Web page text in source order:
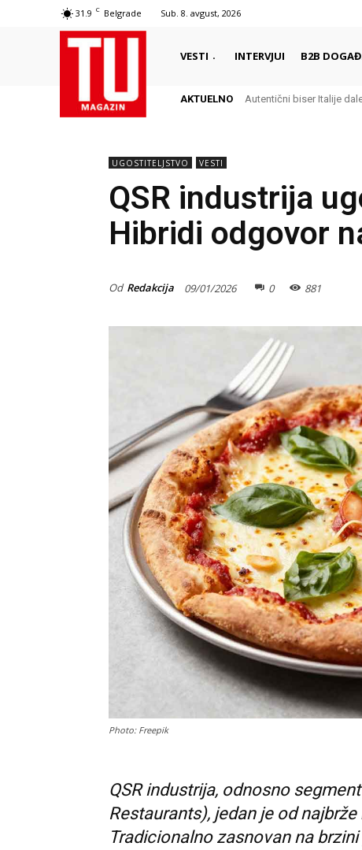
31.9 C Belgrade Sub. 8. avgust, 2026
VESTI INTERVJUI B2B
AKTUELNO Delikates sa kojim
Autentični biser Italije
UGOSTITELJSTVO VESTI
QSR industrija
Hibridi odgovor
Od Redakcija 09/01/2026 0 881
Photo: Freepik
QSR industrija, odnosno
Restaurants), jedan je od
Tradicionalno zasnovan na